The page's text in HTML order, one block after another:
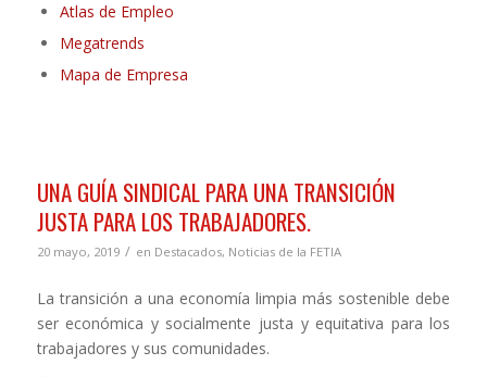
Atlas de Empleo
Megatrends
Mapa de Empresa
UNA GUÍA SINDICAL PARA UNA TRANSICIÓN
JUSTA PARA LOS TRABAJADORES.
20 mayo, 2019 / en Destacados, Noticias de la FETIA
La transición a una economía limpia más sostenible debe
ser económica y socialmente justa y equitativa para los
trabajadores y sus comunidades.